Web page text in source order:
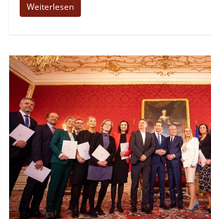
Weiterlesen